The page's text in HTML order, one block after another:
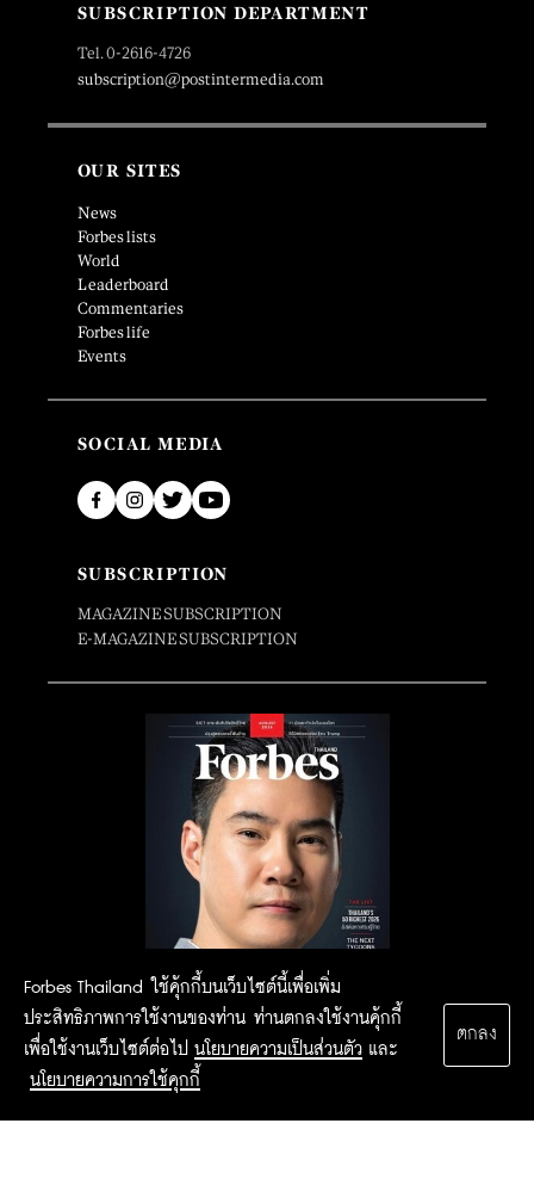
Forbes Thailand ใช้คุ้กกี้บนเว็บไซต์นี้เพื่อเพิ่ม
ประสิทธิภาพการใช้งานของท่าน ท่านตกลงใช้งานคุ้กกี้
เพื่อใช้งานเว็บไซต์ต่อไป นโยบายความเป็นส่วนตัว และ
นโยบายความการใช้คุกกี้
ตกลง
SUBSCRIPTION DEPARTMENT
Tel. 0-2616-4726
subscription@postintermedia.com
OUR SITES
News
Forbes lists
World
Leaderboard
Commentaries
Forbes life
Events
SOCIAL MEDIA
SUBSCRIPTION
MAGAZINE SUBSCRIPTION
E-MAGAZINE SUBSCRIPTION
2015 Forbesthailand.com ALL RIGHTS RESERVED